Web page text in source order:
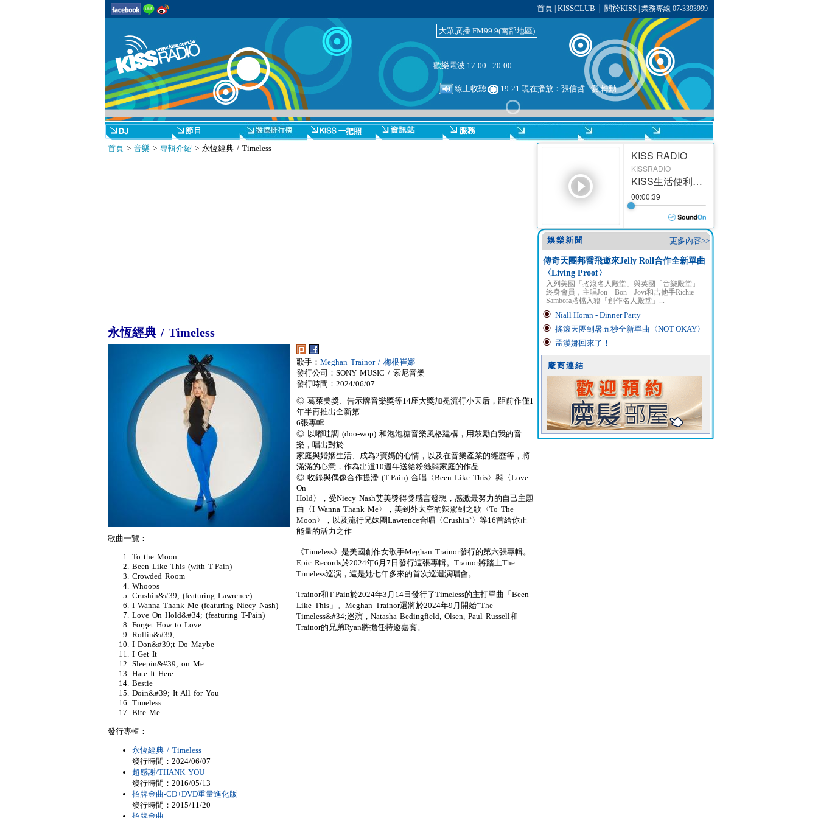
首頁 KISSCLUB 關於KISS| 業務專線 07-3393999
大眾廣播 FM99.9(南部地區)
歡樂電波 17:00 - 20:00
線上收聽 19:21 現在播放： 張信哲- 愛,轉動
首頁> 音樂> 專輯介紹 > 永恆經典 / Timeless
永恆經典 / Timeless
歌手： Meghan Trainor / 梅根崔娜
發行公司：SONY MUSIC / 索尼音樂
發行時間：2024/06/07
◎ 葛萊美獎、告示牌音樂獎等14座大獎加冕流行小天后，距前作僅1
年半再推出全新第
6張專輯
◎ 以嘟哇調 (doo-wop) 和泡泡糖音樂風格建構，用鼓勵自我的音
樂，唱出對於
家庭與婚姻生活、成為2寶媽的心情，以及在音樂產業的經歷等，將
滿滿的心意，作為出道10週年送給粉絲與家庭的作品
◎ 收錄與偶像合作提潘 (T-Pain) 合唱〈Been Like This〉與〈Love
On
Hold〉，受Niecy Nash艾美獎得獎感言發想，感激最努力的自己主題
曲〈I Wanna Thank Me〉，美到外太空的辣駕到之歌〈To The
Moon〉，以及流行兄妹團Lawrence合唱〈Crushin`〉等16首給你正
能量的活力之作
《Timeless》是美國創作女歌手Meghan Trainor發行的第六張專輯。
Epic Records於2024年6月7日發行這張專輯。Trainor將踏上The
Timeless巡演，這是她七年多來的首次巡迴演唱會。
Trainor和T-Pain於2024年3月14日發行了Timeless的主打單曲「Been
Like This」。Meghan Trainor還將於2024年9月開始“The
Timeless&#34;巡演，Natasha Bedingfield, Olsen, Paul Russell和
Trainor的兄弟Ryan將擔任特邀嘉賓。
歌曲一覽：
To the Moon
Been Like This (with T-Pain)
Crowded Room
Whoops
Crushin&#39; (featuring Lawrence)
I Wanna Thank Me (featuring Niecy Nash)
Love On Hold&#34; (featuring T-Pain)
Forget How to Love
Rollin&#39;
I Don&#39;t Do Maybe
I Get It
Sleepin&#39; on Me
Hate It Here
Bestie
Doin&#39; It All for You
Timeless
Bite Me
發行專輯：
永恆經典 / Timeless
發行時間：2024/06/07
超感謝/THANK YOU
發行時間：2016/05/13
招牌金曲-CD+DVD重量進化版
發行時間：2015/11/20
招牌金曲
更多內容>>
娛樂新聞
傳奇天團邦喬飛邀來Jelly Roll合作全新單曲
〈Living Proof〉
入列美國「搖滾名人殿堂」與英國「音樂殿堂」
終身會員，主唱Jon Bon Jovi和吉他手Richie
Sambora搭檔入籍「創作名人殿堂」...
Niall Horan - Dinner Party
搖滾天團到暑五秒全新單曲〈NOT OKAY〉
孟漢娜回來了！
廠商連結